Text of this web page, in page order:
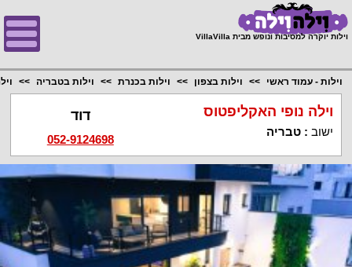
וילות יוקרה למסיבות ונופש מבית VillaVilla
וילות - עמוד ראשי וילות בצפון וילות בכנרת וילות בטבריה
וילה נופי האקליפטוס
ישוב :טבריה
דוד
052-9124698